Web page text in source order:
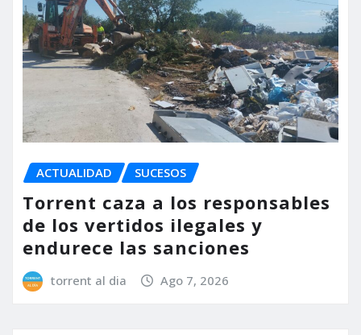
ACTUALIDAD SUCESOS
Torrent caza a los responsables
de los vertidos ilegales y
endurece las sanciones
torrent al dia Ago 7, 2026